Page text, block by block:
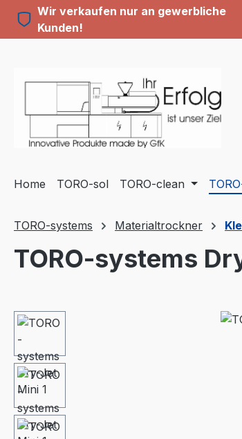
Hauptinhalt springen
Zur Suche springen
Zur Hauptnavigation springen
Wir verkaufen nur an gewerbliche
Kunden!
Home TORO-sol TORO-clean
TORO-systems Materialtrockner
TORO-systems
Bildergalerie überspringen